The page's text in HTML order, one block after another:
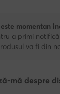
momentan
a primi
va fi din
mă despre